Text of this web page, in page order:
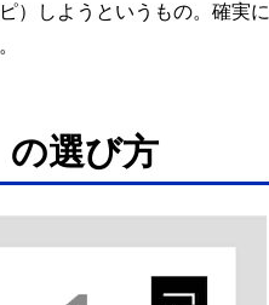
）しようというもの。確実に
の選び方